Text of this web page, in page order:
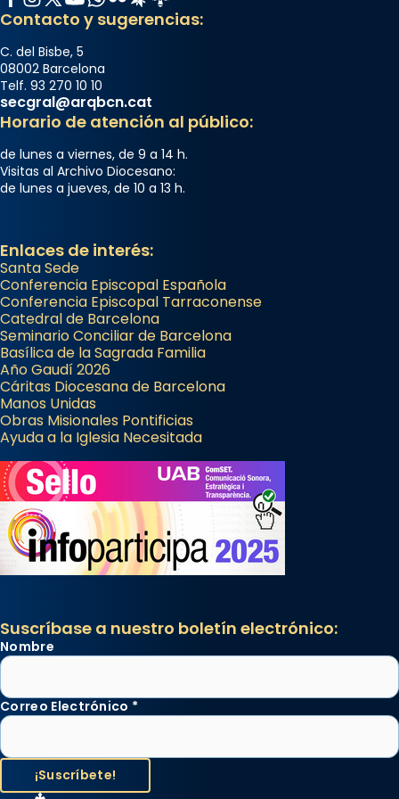
Contacto y sugerencias:
C. del Bisbe, 5
08002 Barcelona
Telf. 93 270 10 10
secgral@arqbcn.cat
Horario de atención al público:
de lunes a viernes, de 9 a 14 h.
Visitas al Archivo Diocesano:
de lunes a jueves, de 10 a 13 h.
Enlaces de interés:
Santa Sede
Conferencia Episcopal Española
Conferencia Episcopal Tarraconense
Catedral de Barcelona
Seminario Conciliar de Barcelona
Basílica de la Sagrada Familia
Año Gaudí 2026
Cáritas Diocesana de Barcelona
Manos Unidas
Obras Misionales Pontificias
Ayuda a la Iglesia Necesitada
Suscríbase a nuestro boletín electrónico:
Nombre
Correo Electrónico *